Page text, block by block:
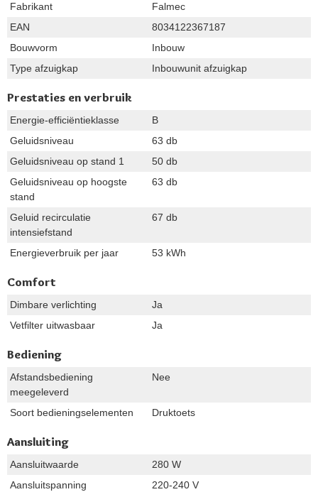
Fabrikant
Falmec
EAN
8034122367187
Bouwvorm
Inbouw
Type afzuigkap
Inbouwunit afzuigkap
Prestaties en verbruik
Energie-efficiëntieklasse
B
Geluidsniveau
63 db
Geluidsniveau op stand 1
50 db
Geluidsniveau op hoogste
stand
63 db
Geluid recirculatie
intensiefstand
67 db
Energieverbruik per jaar 53 kWh
Comfort
Dimbare verlichting
Ja
Vetfilter uitwasbaar
Ja
Bediening
Afstandsbediening
meegeleverd
Nee
Soort bedieningselementen Druktoets
Aansluiting
Aansluitwaarde
280 W
Aansluitspanning
220-240 V